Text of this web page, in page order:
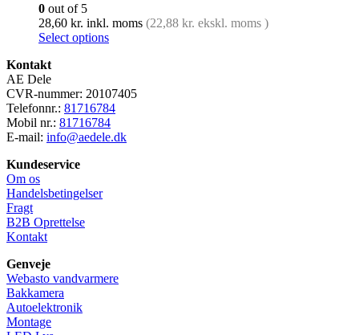
0 out of 5
28,60 kr. inkl. moms (22,88 kr. ekskl. moms )
Select options
Kontakt
AE Dele
CVR-nummer: 20107405
Telefonnr.: 81716784
Mobil nr.: 81716784
E-mail: info@aedele.dk
Kundeservice
Om os
Handelsbetingelser
Fragt
B2B Oprettelse
Kontakt
Genveje
Webasto vandvarmere
Bakkamera
Autoelektronik
Montage